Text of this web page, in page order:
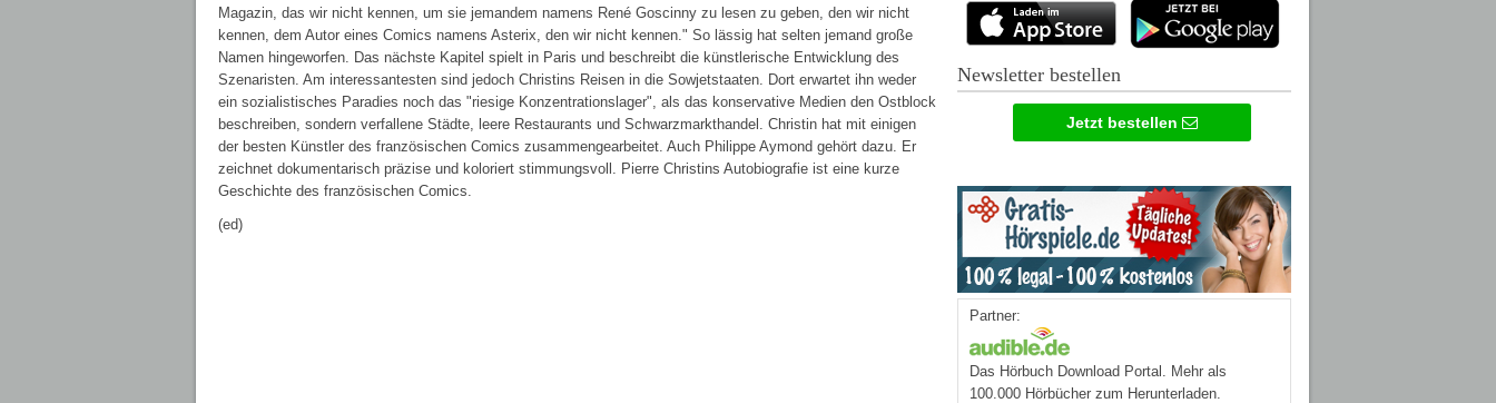
Magazin, das wir nicht kennen, um sie jemandem namens René Goscinny zu lesen zu geben, den wir nicht
kennen, dem Autor eines Comics namens Asterix, den wir nicht kennen." So lässig hat selten jemand große
Namen hingeworfen. Das nächste Kapitel spielt in Paris und beschreibt die künstlerische Entwicklung des
Szenaristen. Am interessantesten sind jedoch Christins Reisen in die Sowjetstaaten. Dort erwartet ihn weder
ein sozialistisches Paradies noch das "riesige Konzentrationslager", als das konservative Medien den Ostblock
beschreiben, sondern verfallene Städte, leere Restaurants und Schwarzmarkthandel. Christin hat mit einigen
der besten Künstler des französischen Comics zusammengearbeitet. Auch Philippe Aymond gehört dazu. Er
zeichnet dokumentarisch präzise und koloriert stimmungsvoll. Pierre Christins Autobiografie ist eine kurze
Geschichte des französischen Comics.
(ed)
Newsletter bestellen
Jetzt bestellen
Partner:
Das Hörbuch Download Portal. Mehr als
100.000 Hörbücher zum Herunterladen.